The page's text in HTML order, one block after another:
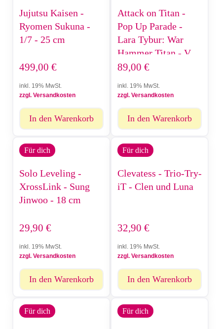
Jujutsu Kaisen -
Ryomen Sukuna -
1/7 - 25 cm
499,00 €
inkl. 19% MwSt.
zzgl. Versandkosten
In den Warenkorb
Attack on Titan -
Pop Up Parade -
Lara Tybur: War
Hammer Titan - Ver.
L Size - 25 cm
89,00 €
inkl. 19% MwSt.
zzgl. Versandkosten
In den Warenkorb
Für dich
Solo Leveling -
XrossLink - Sung
Jinwoo - 18 cm
29,90 €
inkl. 19% MwSt.
zzgl. Versandkosten
In den Warenkorb
Für dich
Clevatess - Trio-Try-
iT - Clen und Luna
32,90 €
inkl. 19% MwSt.
zzgl. Versandkosten
In den Warenkorb
Für dich Für dich